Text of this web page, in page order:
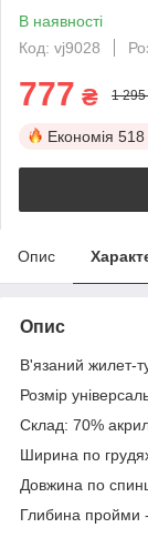
В наявності
Код: vj9028
777 ₴ 1 295
Економія 518
Опис
Опис
В'язаний жилет-
Розмір
Склад: 70%
Ширина по
Довжина по
Глибина пройми